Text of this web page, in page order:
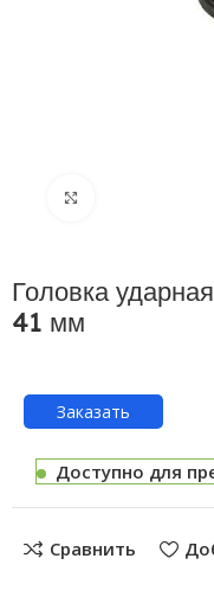
Головка
41 мм
Заказать
Доступно для
Сравнить